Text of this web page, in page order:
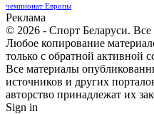
чемпионат Европы
Реклама
© 2026 - Спорт Беларуси.
Любое копирование
только с обратной активной
Все материалы
источников и других
авторство принадлежат их
Sign in